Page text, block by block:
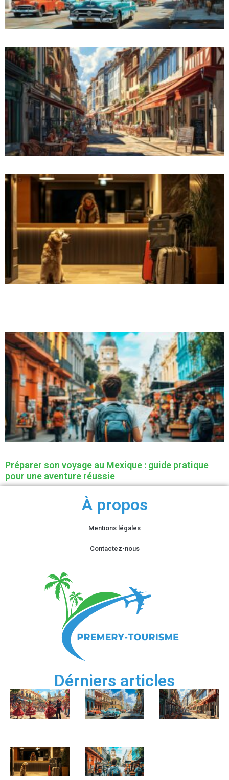
Préparer son voyage au Mexique : guide pratique
pour une aventure réussie
À propos
Mentions légales
Contactez-nous
Dérniers articles